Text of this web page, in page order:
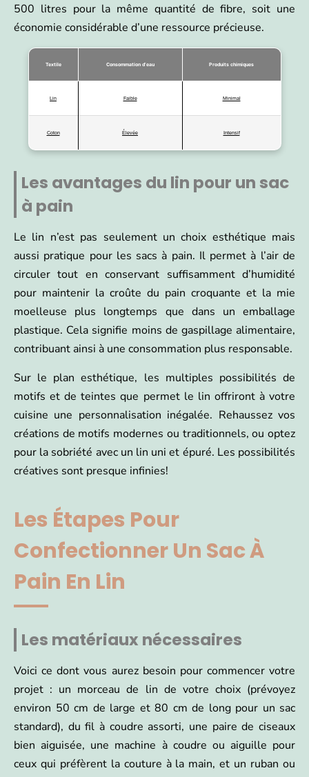
500 litres pour la même quantité de fibre, soit une
économie considérable d’une ressource précieuse.
Textile Consommation d’eau Produits chimiques
Lin Faible Minimal
Coton Élevée Intensif
Les avantages du lin pour un sac
à pain
Le lin n’est pas seulement un choix esthétique mais
aussi pratique pour les sacs à pain. Il permet à l’air de
circuler tout en conservant suffisamment d’humidité
pour maintenir la croûte du pain croquante et la mie
moelleuse plus longtemps que dans un emballage
plastique. Cela signifie moins de gaspillage alimentaire,
contribuant ainsi à une consommation plus responsable.
Sur le plan esthétique, les multiples possibilités de
motifs et de teintes que permet le lin offriront à votre
cuisine une personnalisation inégalée. Rehaussez vos
créations de motifs modernes ou traditionnels, ou optez
pour la sobriété avec un lin uni et épuré. Les possibilités
créatives sont presque infinies!
Les Étapes Pour
Confectionner Un Sac À
Pain En Lin
Les matériaux nécessaires
Voici ce dont vous aurez besoin pour commencer votre
projet : un morceau de lin de votre choix (prévoyez
environ 50 cm de large et 80 cm de long pour un sac
standard), du fil à coudre assorti, une paire de ciseaux
bien aiguisée, une machine à coudre ou aiguille pour
ceux qui préfèrent la couture à la main, et un ruban ou